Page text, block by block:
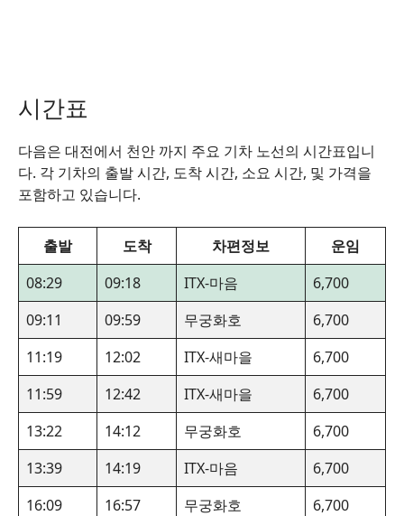
시간표
다음은 대전에서 천안 까지 주요 기차 노선의 시간표입니
다. 각 기차의 출발 시간, 도착 시간, 소요 시간, 및 가격을
포함하고 있습니다.
출발 도착 차편정보
운임
08:29
09:18 ITX-마음
6,700
09:11
09:59 무궁화호
6,700
11:19
12:02 ITX-새마을
6,700
11:59
12:42 ITX-새마을
6,700
13:22
14:12 무궁화호
6,700
13:39
14:19 ITX-마음
6,700
16:09
16:57 무궁화호
6,700